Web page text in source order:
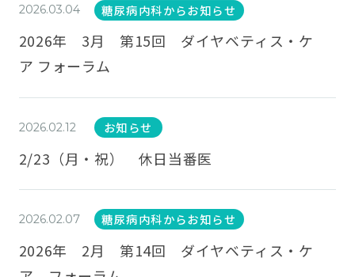
2026.03.04 糖尿病内科からお知らせ
2026年 3月 第15回 ダイヤベティス・ケ
ア フォーラム
2026.02.12 お知らせ
2/23（月・祝） 休日当番医
2026.02.07 糖尿病内科からお知らせ
2026年 2月 第14回 ダイヤベティス・ケ